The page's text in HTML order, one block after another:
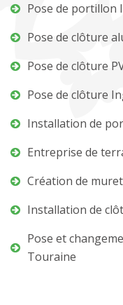
Pose de portillon
Pose de clôture
Pose de clôture
Pose de clôture
Installation de
Entreprise de
Création de
Installation de
Pose et
Touraine